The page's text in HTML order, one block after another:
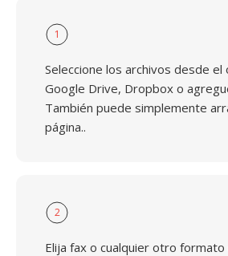
1
Seleccione los archivos desde el
Google Drive, Dropbox o
También puede simplemente
página..
2
Elija fax o cualquier otro formato